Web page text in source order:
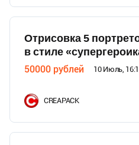
Отрисовка 5
в стиле
50000 рублей 10 Июль,
CREAPACK